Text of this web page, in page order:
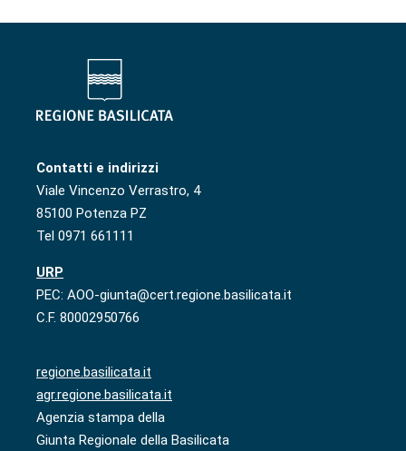
Contatti e indirizzi
Viale Vincenzo Verrastro, 4
85100 Potenza PZ
Tel 0971 661111
URP
PEC: AOO-giunta@cert.regione.basilicata.it
C.F. 80002950766
regione.basilicata.it
agr.regione.basilicata.it
Agenzia stampa della
Giunta Regionale della Basilicata